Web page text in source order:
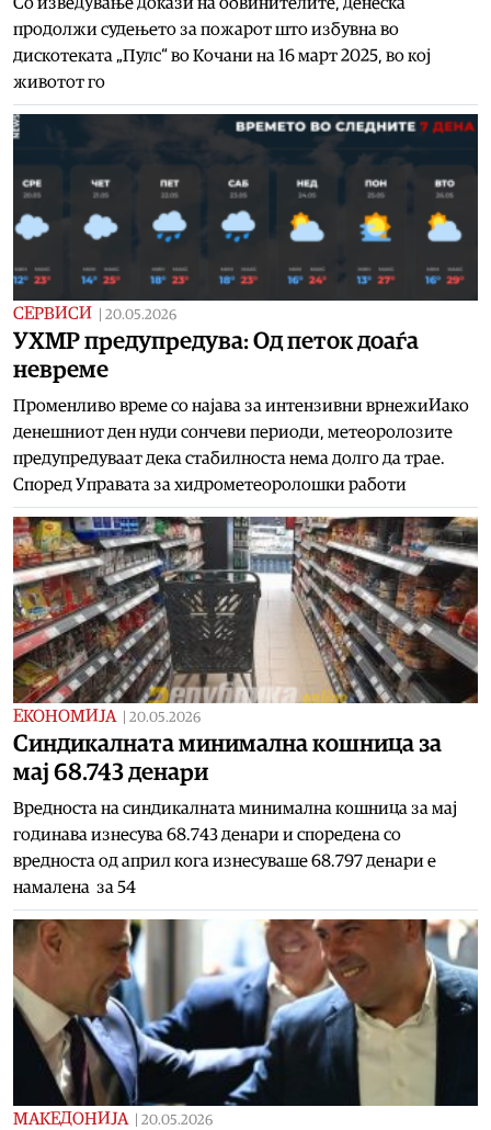
продолжи судењето за пожарот што избувна во
дискотеката „Пулс“ во Кочани на 16 март 2025, во кој
животот го
СЕРВИСИ 20.05.2026
УХМР предупредува: Од петок доаѓа
невреме
Променливо време со најава за интензивни врнежиИако
денешниот ден нуди сончеви периоди, метеоролозите
предупредуваат дека стабилноста нема долго да трае.
Според Управата за хидрометеоролошки работи
ЕКОНОМИЈА 20.05.2026
Синдикалната минимална кошница за
мај 68.743 денари
Вредноста на синдикалната минимална кошница за мај
годинава изнесува 68.743 денари и споредена со
вредноста од април кога изнесуваше 68.797 денари е
намалена за 54
МАКЕДОНИЈА 20.05.2026